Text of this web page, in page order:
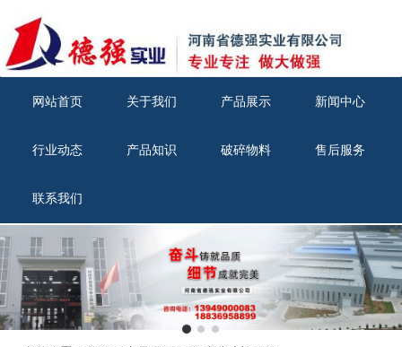
网站首页 关于我们 产品展示 新闻中心
行业动态 产品知识 破碎物料 售后服务
联系我们